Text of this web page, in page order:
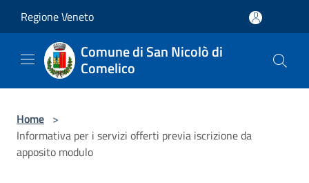
Regione Veneto
Comune di San Nicolò di
Comelico
Home >
Informativa per i servizi offerti previa iscrizione da
apposito modulo